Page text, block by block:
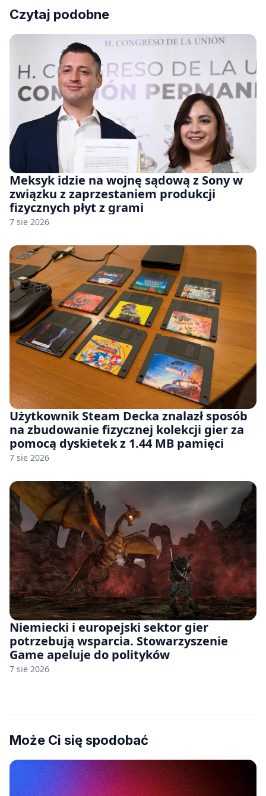
Czytaj podobne
Meksyk idzie na wojnę sądową z Sony w
związku z zaprzestaniem produkcji
fizycznych płyt z grami
7 sie 2026
Użytkownik Steam Decka znalazł sposób
na zbudowanie fizycznej kolekcji gier za
pomocą dyskietek z 1.44 MB pamięci
7 sie 2026
Niemiecki i europejski sektor gier
potrzebują wsparcia. Stowarzyszenie
Game apeluje do polityków
7 sie 2026
Może Ci się spodobać